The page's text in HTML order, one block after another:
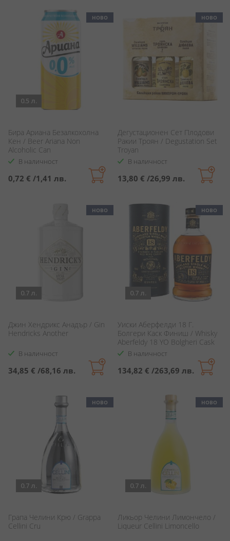
НОВО
0.5 л.
Бира Ариана Безалкохолна
Кен / Beer Ariana Non
Alcoholic Can
В наличност
0,72 € /1,41 лв.
НОВО
Дегустационен Сет Плодови
Ракии Троян / Degustation Set
Troyan
В наличност
13,80 € /26,99 лв.
НОВО
0.7 л.
Джин Хендрикс Анадър / Gin
Hendricks Another
В наличност
34,85 € /68,16 лв.
НОВО
0.7 л.
Уиски Аберфелди 18 Г.
Болгери Каск Финиш / Whisky
Aberfeldy 18 YO Bolgheri Cask
FinishВ наличност
134,82 € /263,69 лв.
НОВО
0.7 л.
Грапа Челини Крю / Grappa
Cellini Cru
НОВО
0.7 л.
Ликьор Челини Лимончело /
Liqueur Cellini Limoncello